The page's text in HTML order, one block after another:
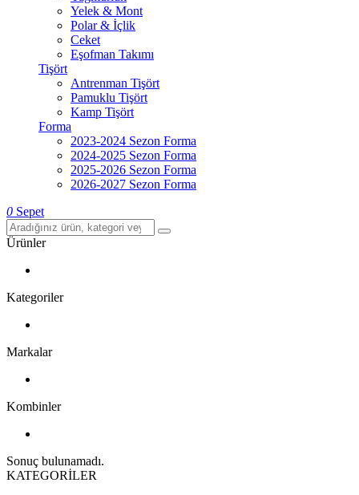
Yelek & Mont
Polar & İçlik
Ceket
Eşofman Takımı
Tişört
Antrenman Tişört
Pamuklu Tişört
Kamp Tişört
Forma
2023-2024 Sezon Forma
2024-2025 Sezon Forma
2025-2026 Sezon Forma
2026-2027 Sezon Forma
0 Sepet
Ürünler
Kategoriler
Markalar
Kombinler
Sonuç bulunamadı.
KATEGORİLER